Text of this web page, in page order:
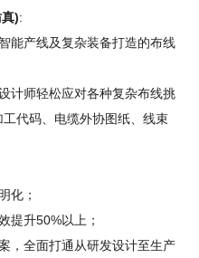
):
能产线及复杂装备打造的布线
计师轻松应对各种复杂布线挑
代码、电缆外协图纸、线束
化；
提升50%以上；
，全面打通从研发设计至生产